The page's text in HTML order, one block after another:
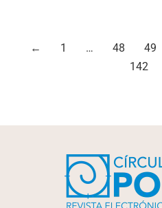
← 1 … 48 49
142